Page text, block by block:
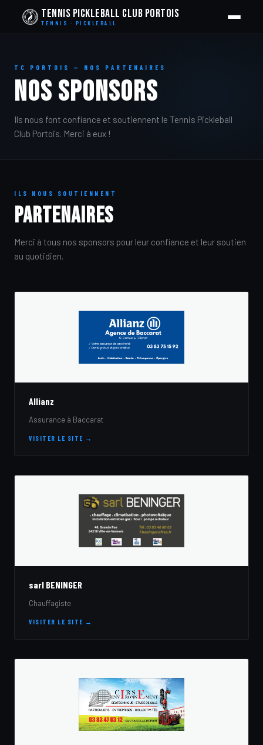
Tennis Pickleball Club Portois
TENNIS · PICKLEBALL
TC PORTOIS — NOS PARTENAIRES
NOS SPONSORS
Ils nous font confiance et soutiennent le Tennis Pickleball
Club Portois. Merci à eux !
ILS NOUS SOUTIENNENT
PARTENAIRES
Merci à tous nos sponsors pour leur confiance et leur soutien
au quotidien.
Allianz
Assurance à Baccarat
VISITER LE SITE →
sarl BENINGER
Chauffagiste
VISITER LE SITE →